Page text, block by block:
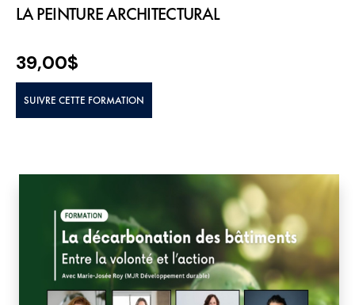
LA PEINTURE ARCHITECTURAL
39,00$
SUIVRE CETTE FORMATION